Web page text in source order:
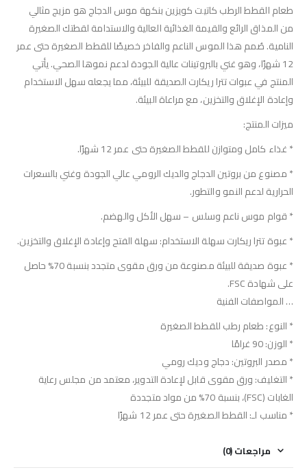
طعام القطط الرطب كاتيت كويزين بنكهة موس الدجاج هو مزيج مثالي
من المذاق الرائع والقيمة الغذائية العالية والاستدامة لقطتك الصغيرة
النامية. صُمم هذا الموس الناعم والفاخر خصيصًا للقطط الصغيرة حتى عمر
12 شهرًا، وهو غني بالبروتينات عالية الجودة لدعم نموها الصحي. يأتي
المنتج في عبوات تترا ريكارت الصديقة للبيئة، مما يجعله سهل الاستخدام
وإعادة الإغلاق والتخزين، مع مراعاة البيئة.
ميزات المنتج:
* غذاء كامل ومتوازن للقطط الصغيرة حتى عمر 12 شهرًا.
* مصنوع من بروتين الدجاج والديك الرومي عالي الجودة وغني بالسعرات
الحرارية لدعم النمو والتطور.
* قوام موس ناعم وسلس – سهل الأكل والهضم.
* عبوة تترا ريكارت سهلة الاستخدام: سهلة الفتح وإعادة الإغلاق والتخزين.
* عبوة صديقة للبيئة مصنوعة من ورق مقوى متجدد بنسبة 70% حاصل
على شهادة FSC.
… المواصفات الفنية
* النوع: طعام رطب للقطط الصغيرة
* الوزن: 90 غرامًا
* مصدر البروتين: دجاج وديك رومي
* التغليف: ورق مقوى قابل لإعادة التدوير، معتمد من مجلس رعاية
الغابات (FSC)، بنسبة 70% من مواد متجددة
* مناسب لـ: القطط الصغيرة حتى عمر 12 شهرًا
مراجعات (0)